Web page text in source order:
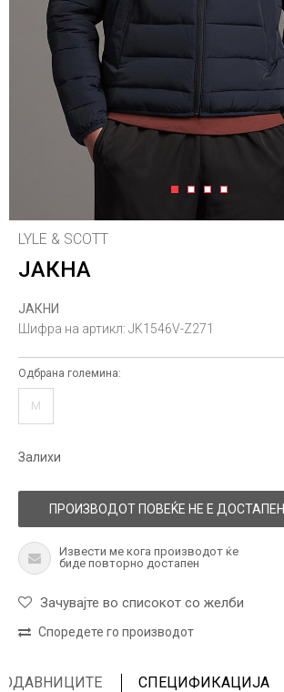
1 2 3 4
LYLE & SCOTT
ЈАКНА
ЈАКНИ
Шифра на артикл: JK1546V-Z271
Одбрана големина:
M
Залихи
ПРОИЗВОДОТ ПОВЕЌЕ НЕ Е ДОСТАПЕН
Извести ме кога производот ќе
биде повторно достапен
Зачувајте во списокот со желби
Споредете го производот
СПЕЦИФИКАЦИЈА